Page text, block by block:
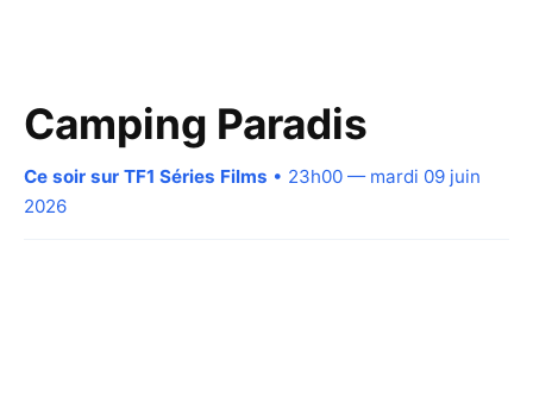
Camping Paradis
Ce soir sur TF1 Séries Films • 23h00 — mardi 09 juin
2026